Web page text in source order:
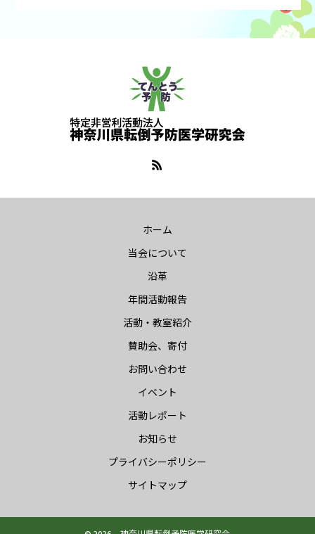
ホーム
当会について
沿革
年間活動報告
活動・教室紹介
賛助会、寄付
お問い合わせ
イベント
活動レポート
お知らせ
プライバシーポリシー
サイトマップ